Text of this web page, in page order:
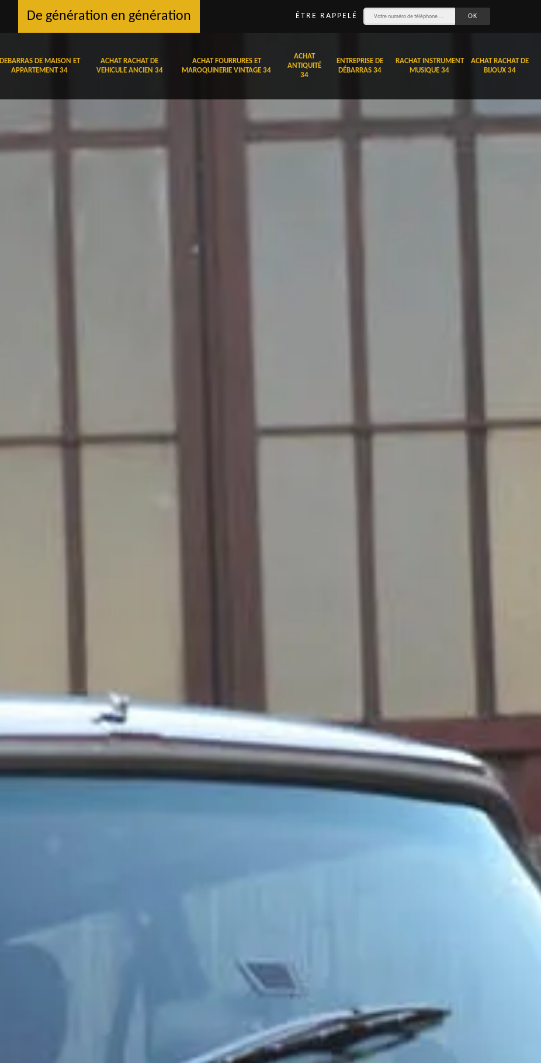
De génération en génération ÊTRE RAPPELÉ
DEBARRAS DE MAISON ET
APPARTEMENT 34
ACHAT RACHAT DE
VEHICULE ANCIEN 34
ACHAT FOURRURES ET
MAROQUINERIE VINTAGE 34
ACHAT
ANTIQUITÉ
34
ENTREPRISE DE
DÉBARRAS 34
RACHAT INSTRUMENT
MUSIQUE 34
ACHAT RACHAT DE
BIJOUX 34